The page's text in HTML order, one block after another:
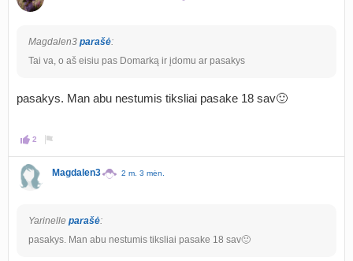
Magdalen3 parašė:
Tai va, o aš eisiu pas Domarką ir įdomu ar pasakys
pasakys. Man abu nestumis tiksliai pasake 18 sav🙂
2
Magdalen3 2 m. 3 mėn.
Yarinelle parašė:
pasakys. Man abu nestumis tiksliai pasake 18 sav🙂